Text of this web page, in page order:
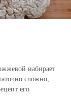
набирает
сложно,
его